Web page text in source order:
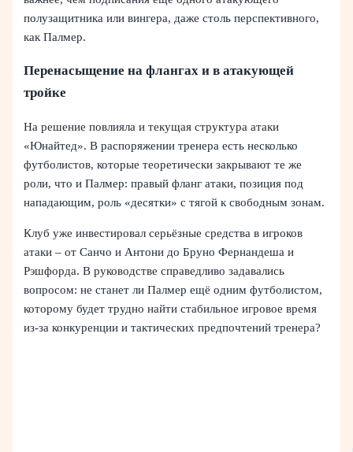
полузащитника или вингера, даже столь перспективного,
как Палмер.
Перенасыщение на флангах и в атакующей
тройке
На решение повлияла и текущая структура атаки
«Юнайтед». В распоряжении тренера есть несколько
футболистов, которые теоретически закрывают те же
роли, что и Палмер: правый фланг атаки, позиция под
нападающим, роль «десятки» с тягой к свободным зонам.
Клуб уже инвестировал серьёзные средства в игроков
атаки – от Санчо и Антони до Бруно Фернандеша и
Рэшфорда. В руководстве справедливо задавались
вопросом: не станет ли Палмер ещё одним футболистом,
которому будет трудно найти стабильное игровое время
из-за конкуренции и тактических предпочтений тренера?